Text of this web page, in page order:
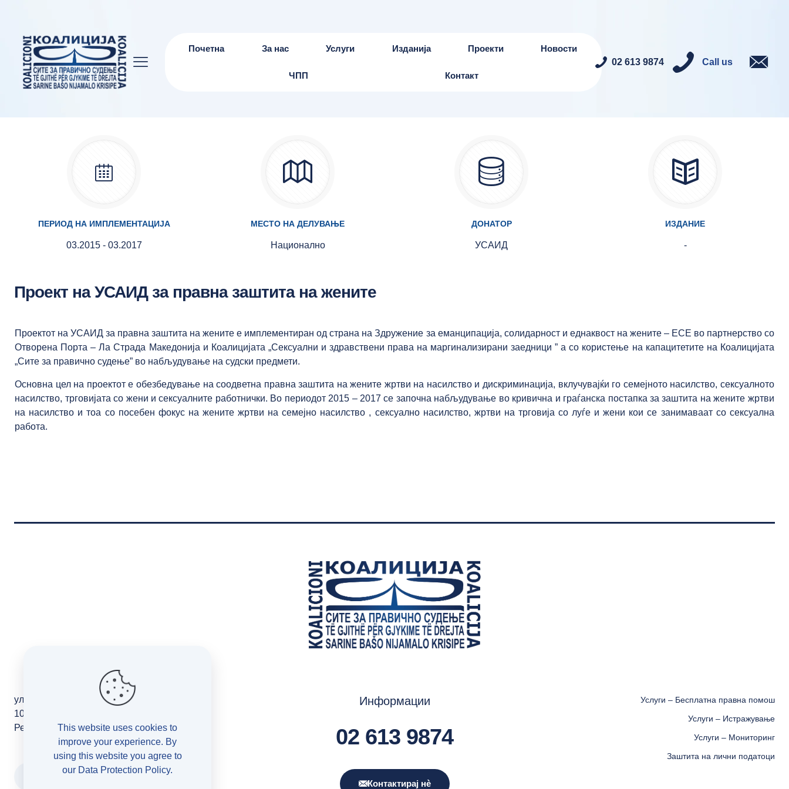
Почетна За нас Услуги Изданија Проекти Новости
ЧПП Контакт
02 613 9874 Call us
ПЕРИОД НА ИМПЛЕМЕНТАЦИЈА
03.2015 - 03.2017
МЕСТО НА ДЕЛУВАЊЕ
Национално
ДОНАТОР
УСАИД
ИЗДАНИЕ
-
Проект на УСАИД за правна заштита на жените
Проектот на УСАИД за правна заштита на жените е имплементиран од страна на Здружение за еманципација, солидарност и еднаквост на жените – ЕСЕ во партнерство со
Отворена Порта – Ла Страда Македонија и Коалицијата „Сексуални и здравствени права на маргинализирани заедници ” а со користење на капацитетите на Коалицијата
„Сите за правично судење” во набљудување на судски предмети.
Основна цел на проектот е обезбедување на соодветна правна заштита на жените жртви на насилство и дискриминација, вклучувајќи го семејното насилство, сексуалното
насилство, трговијата со жени и сексуалните работнички. Во периодот 2015 – 2017 се започна набљудување во кривична и граѓанска постапка за заштита на жените жртви
на насилство и тоа со посебен фокус на жените жртви на семејно насилство , сексуално насилство, жртви на трговија со луѓе и жени кои се занимаваат со сексуална
работа.
ул. Македонија 11/2-10
1000, Скопје
Република Северна Македонија
Информации
02 613 9874
Контактирај нè
Услуги – Бесплатна правна помош
Услуги – Истражување
Услуги – Мониторинг
Заштита на лични податоци
This website uses cookies to
improve your experience. By
using this website you agree to
our Data Protection Policy.